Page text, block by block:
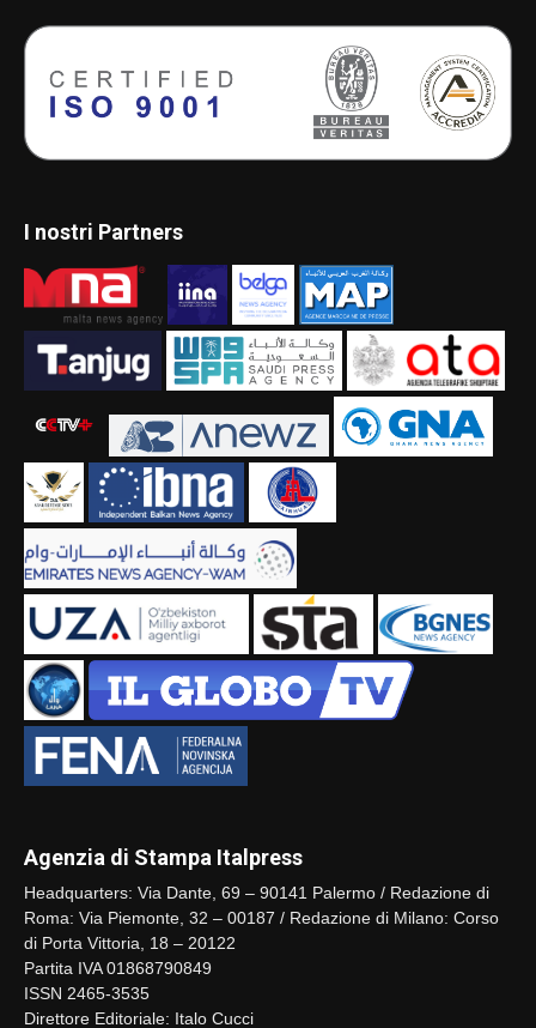
I nostri Partners
Agenzia di Stampa Italpress
Headquarters: Via Dante, 69 – 90141 Palermo / Redazione di
Roma: Via Piemonte, 32 – 00187 / Redazione di Milano: Corso
di Porta Vittoria, 18 – 20122
Partita IVA 01868790849
ISSN 2465-3535
Direttore Editoriale: Italo Cucci